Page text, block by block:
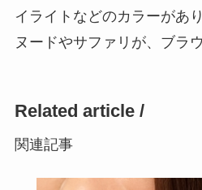
イライトなどのカラーがあり
ヌードやサファリが、ブラ
Related article /
関連記事